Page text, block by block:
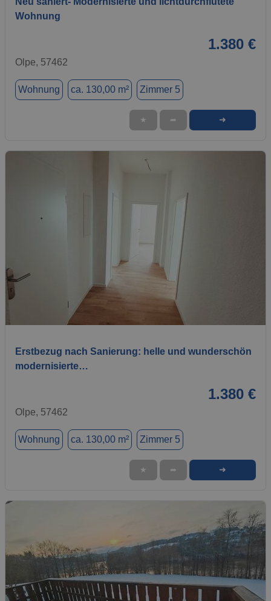
Wohnung
1.380 €
Olpe, 57462
Wohnung ca. 130,00 m² Zimmer 5
★ ➦ ➜
Erstbezug nach Sanierung: helle und wunderschön
modernisierte…
1.380 €
Olpe, 57462
Wohnung ca. 130,00 m² Zimmer 5
★ ➦ ➜